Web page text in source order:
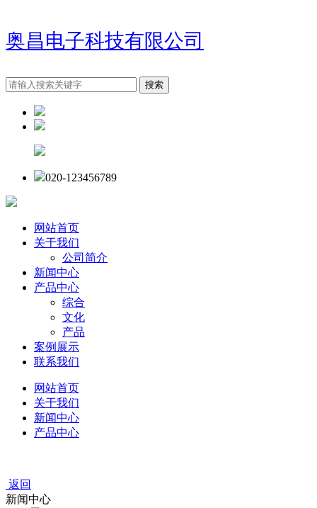
奥昌电子科技有限公司
020-123456789
网站首页
关于我们
公司简介
新闻中心
产品中心
综合
文化
产品
案例展示
联系我们
网站首页
关于我们
新闻中心
产品中心
返回
新闻中心